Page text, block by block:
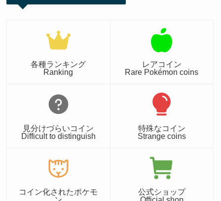
各種ランキング
Ranking
レアコイン
Rare Pokémon coins
見分けづらいコイン
Difficult to distinguish
特殊なコイン
Strange coins
コイン化されたポケモ
公式ショップ